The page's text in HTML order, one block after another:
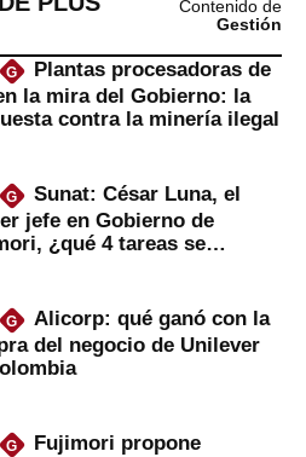
Contenido de
Gestión
G
Plantas procesadoras de
la mira del Gobierno: la
contra la minería ilegal
G
Sunat: César Luna, el
jefe en Gobierno de
¿qué 4 tareas se
G
Alicorp: qué ganó con la
del negocio de Unilever
G
Fujimori propone